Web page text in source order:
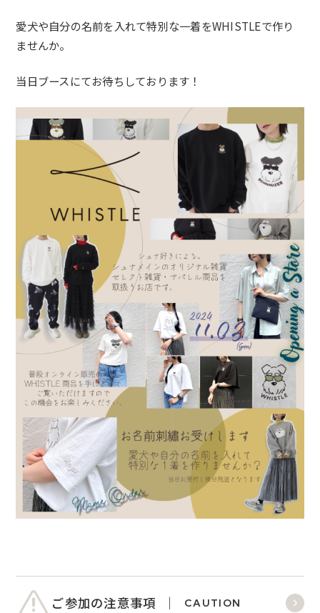
愛犬や自分の名前を入れて特別な一着をWHISTLEで作り
ませんか。
当日ブースにてお待ちしております！
ご参加の注意事項 CAUTION